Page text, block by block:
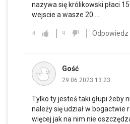
nazywa się królikowski płaci
wejscie a wasze 20....
4 9 Odpowiedz
Gość
29.06.2023 13:23
Tylko ty jesteś taki głupi żeby
należy się udział w bogactwie
więcej jak na nim nie